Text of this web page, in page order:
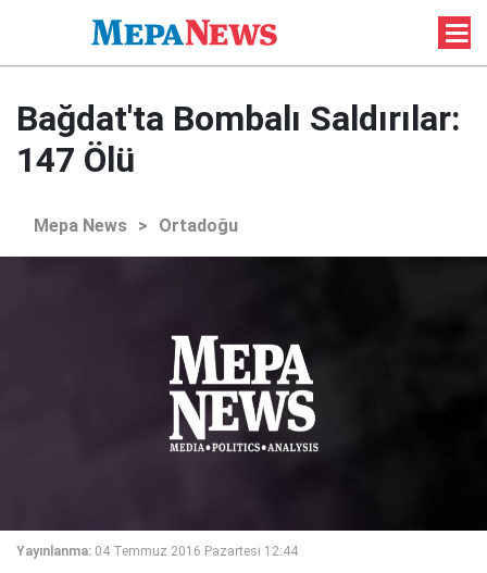
Bağdat'ta Bombalı Saldırılar:
147 Ölü
Mepa News > Ortadoğu
Yayınlanma: 04 Temmuz 2016 Pazartesi 12:44